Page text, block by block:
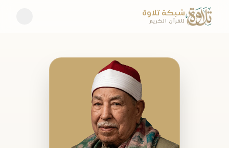
شبكة تلاوة
للقرآن الكريم